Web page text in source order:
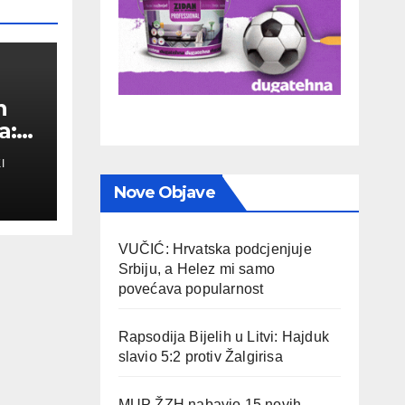
Nove Objave
VUČIĆ: Hrvatska podcjenjuje
Srbiju, a Helez mi samo
povećava popularnost
Rapsodija Bijelih u Litvi: Hajduk
slavio 5:2 protiv Žalgirisa